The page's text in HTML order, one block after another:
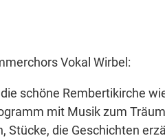
Vokal Wirbel:
schöne Rembertikirche
mit Musik zum
die Geschichten